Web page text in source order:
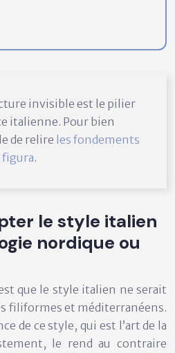
invisible est le pilier
italienne. Pour bien
de relire les fondements
figura.
le style italien
nordique ou
que le style italien ne serait
filiformes et méditerranéens.
de ce style, qui est l’art de la
le rend au contraire